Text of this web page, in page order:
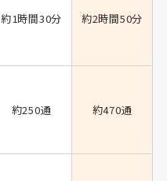
約1時間30分 約2時間50分
約250通 約470通